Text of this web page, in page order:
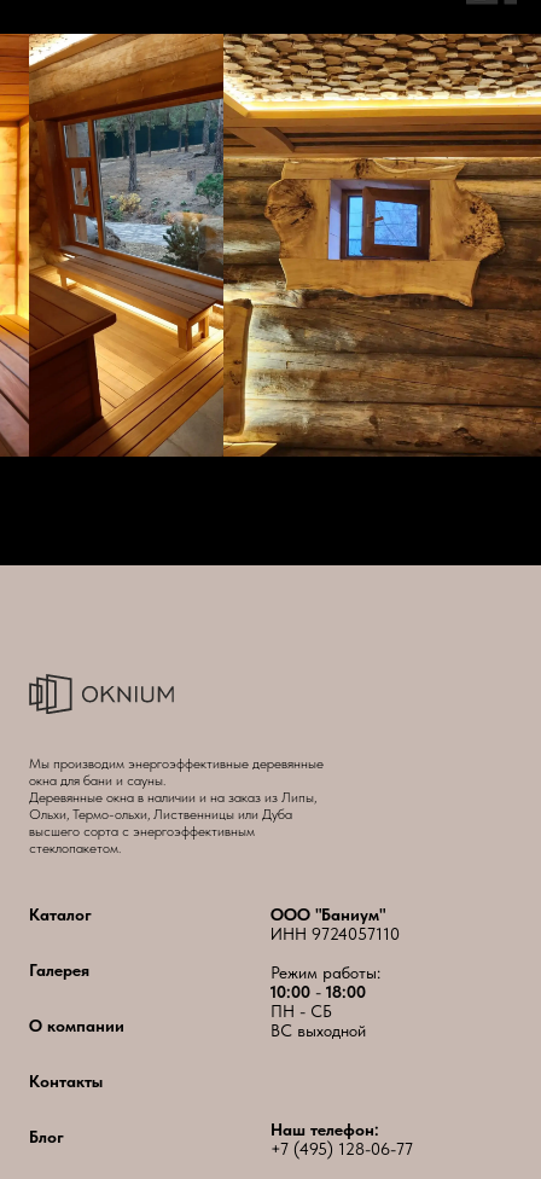
Мы производим энергоэффективные деревянные
окна для бани и сауны.
Деревянные окна в наличии и на заказ из Липы,
Ольхи, Термо-ольхи, Лиственницы или Дуба
высшего сорта с энергоэффективным
стеклопакетом.
Каталог
Галерея
О компании
Контакты
Блог
ООО "Баниум"
ИНН 9724057110
Режим работы:
10:00 - 18:00
ПН - СБ
ВС выходной
Наш телефон:
+7 (495) 128-06-77